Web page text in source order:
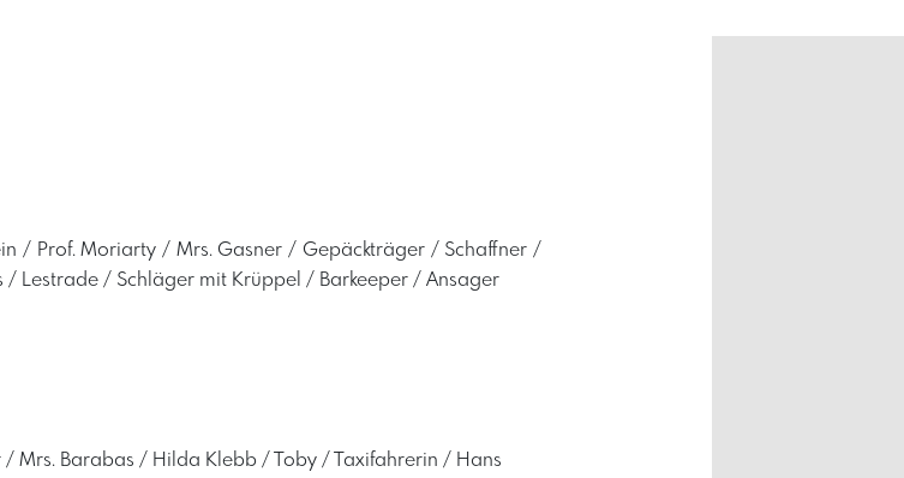
/ Prof. Moriarty / Mrs. Gasner / Gepäckträger / Schaffner /
Lestrade / Schläger mit Krüppel / Barkeeper / Ansager
Mrs. Barabas / Hilda Klebb / Toby / Taxifahrerin / Hans